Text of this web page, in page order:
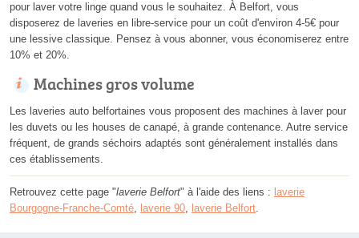
pour laver votre linge quand vous le souhaitez. À Belfort, vous
disposerez de laveries en libre-service pour un coût d'environ 4-5€ pour
une lessive classique. Pensez à vous abonner, vous économiserez entre
10% et 20%.
Machines gros volume
Les laveries auto belfortaines vous proposent des machines à laver pour
les duvets ou les houses de canapé, à grande contenance. Autre service
fréquent, de grands séchoirs adaptés sont généralement installés dans
ces établissements.
Retrouvez cette page "laverie Belfort" à l'aide des liens : laverie
Bourgogne-Franche-Comté, laverie 90, laverie Belfort.